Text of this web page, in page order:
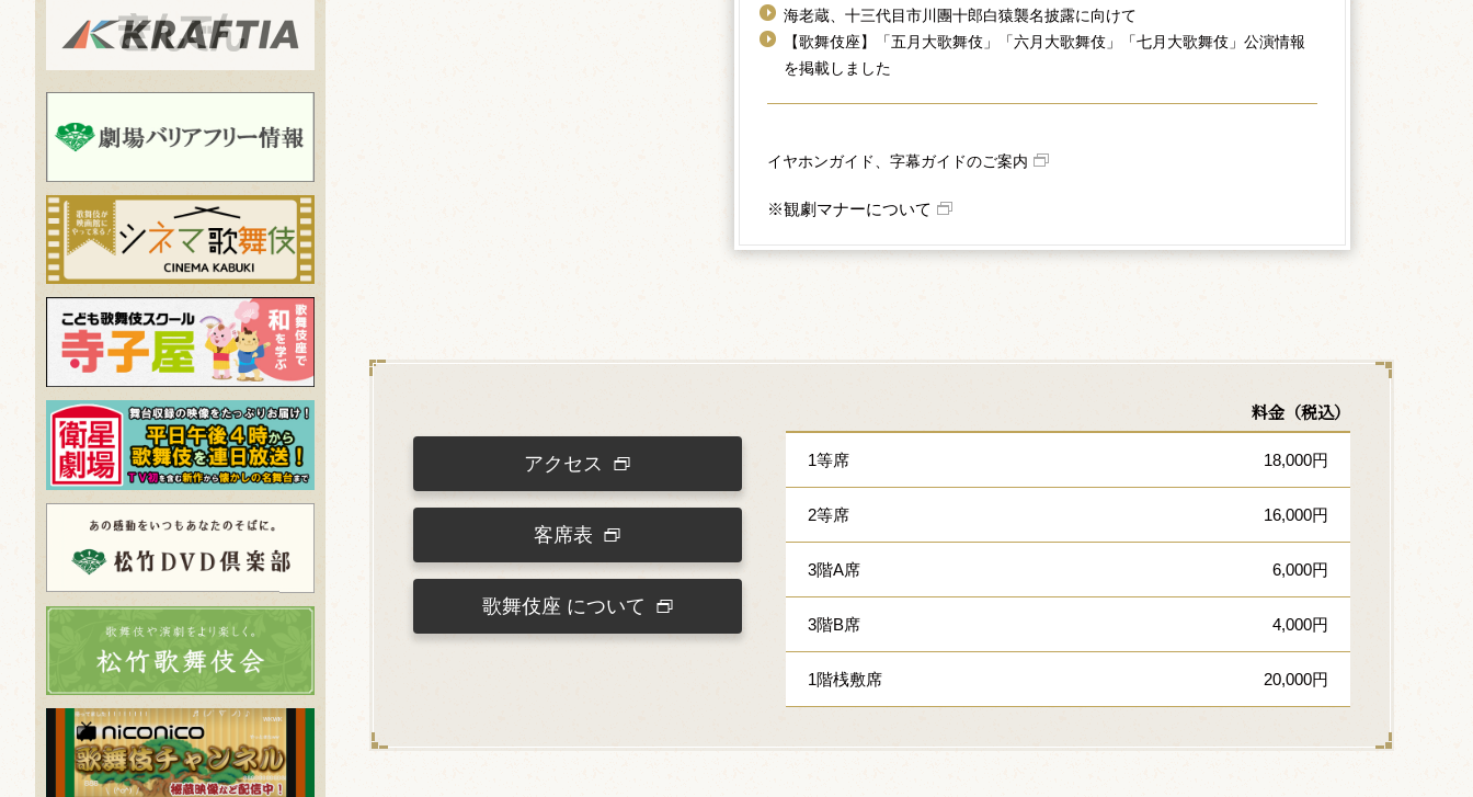
海老蔵、十三代目市川團十郎白猿襲名披露に向けて
【歌舞伎座】「五月大歌舞伎」「六月大歌舞伎」「七月大歌舞伎」公演情報
を掲載しました
イヤホンガイド、字幕ガイドのご案内
※観劇マナーについて
料金（税込）
1等席 18,000円
2等席 16,000円
3階A席 6,000円
3階B席 4,000円
1階桟敷席 20,000円
アクセス
客席表
歌舞伎座 について